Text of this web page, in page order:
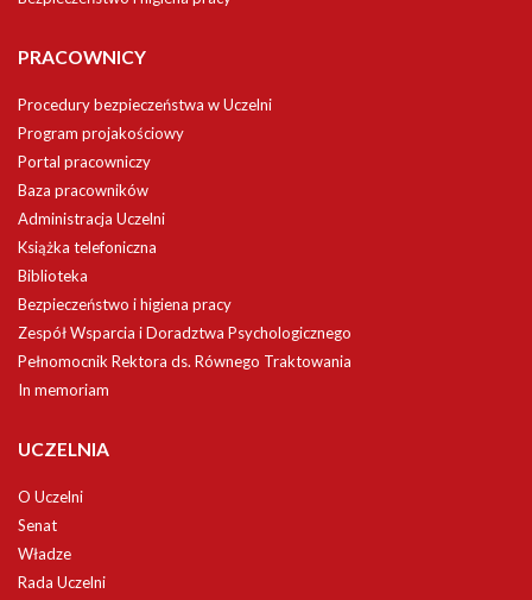
PRACOWNICY
Procedury bezpieczeństwa w Uczelni
Program projakościowy
Portal pracowniczy
Baza pracowników
Administracja Uczelni
Książka telefoniczna
Biblioteka
Bezpieczeństwo i higiena pracy
Zespół Wsparcia i Doradztwa Psychologicznego
Pełnomocnik Rektora ds. Równego Traktowania
In memoriam
UCZELNIA
O Uczelni
Senat
Władze
Rada Uczelni